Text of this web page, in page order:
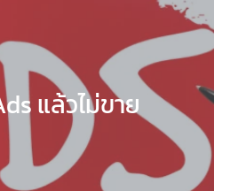
แล้วไม่ขาย